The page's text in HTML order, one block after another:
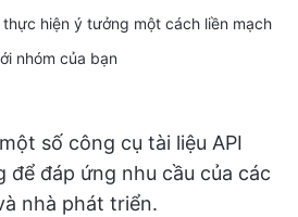
hiện ý tưởng một cách liền mạch
nhóm của bạn
số công cụ tài liệu API
để đáp ứng nhu cầu của các
nhà phát triển.